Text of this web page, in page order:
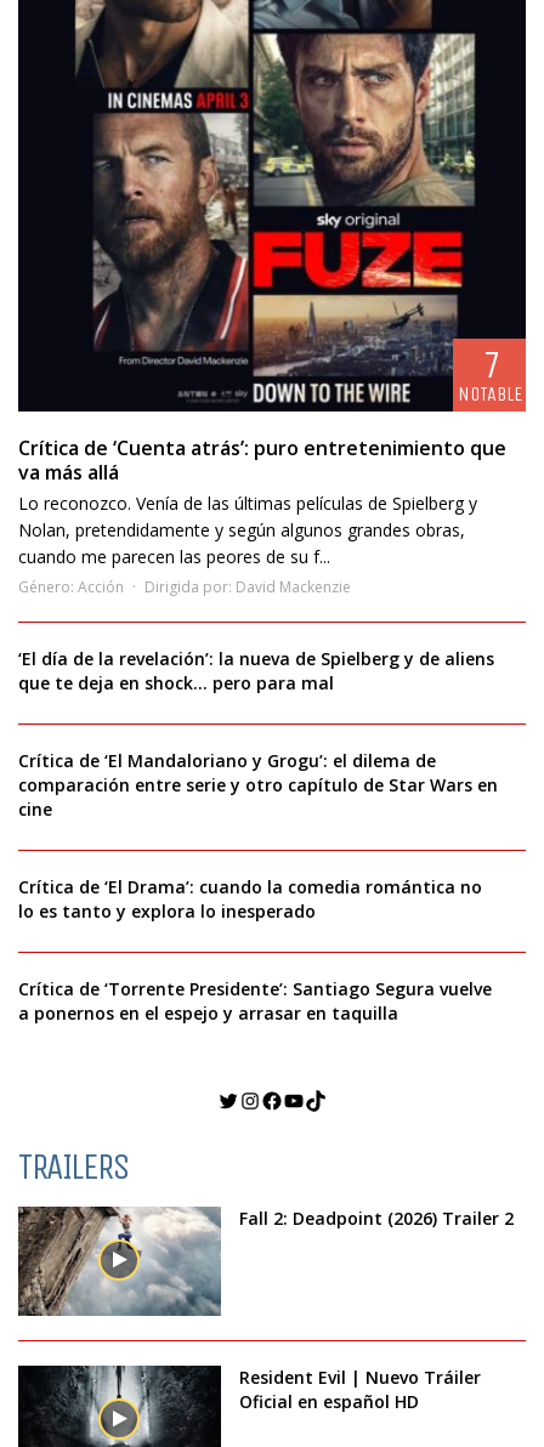
7
NOTABLE
Crítica de ‘Cuenta atrás’: puro entretenimiento que
va más allá
Lo reconozco. Venía de las últimas películas de Spielberg y
Nolan, pretendidamente y según algunos grandes obras,
cuando me parecen las peores de su f...
Género: Acción Dirigida por: David Mackenzie
‘El día de la revelación’: la nueva de Spielberg y de aliens
que te deja en shock… pero para mal
Crítica de ‘El Mandaloriano y Grogu’: el dilema de
comparación entre serie y otro capítulo de Star Wars en
cine
Crítica de ‘El Drama’: cuando la comedia romántica no
lo es tanto y explora lo inesperado
Crítica de ‘Torrente Presidente’: Santiago Segura vuelve
a ponernos en el espejo y arrasar en taquilla
Twitter
Instagram
Facebook
YouTube
TikTok
TRAILERS
Fall 2: Deadpoint (2026) Trailer 2
Resident Evil | Nuevo Tráiler
Oficial en español HD